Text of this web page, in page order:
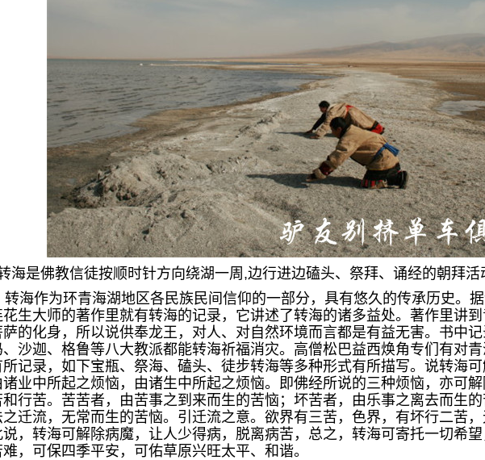
海是佛教信徒按顺时针方向绕湖一周,边行进边磕头、祭拜、诵经的朝拜活
海作为环青海湖地区各民族民间信仰的一部分，具有悠久的传承历史。
花生大师的著作里就有转海的记录，它讲述了转海的诸多益处。著作里讲
萨的化身，所以说供奉龙王，对人、对自然环境而言都是有益无害。书中
、沙迦、格鲁等八大教派都能转海祈福消灾。高僧松巴益西焕角专们有对
所记录，如下宝瓶、祭海、磕头、徒步转海等多种形式有所描写。说转海可
诸业中所起之烦恼，由诸生中所起之烦恼。即佛经所说的三种烦恼，亦可
和行苦。苦苦者，由苦事之到来而生的苦恼；坏苦者，由乐事之离去而生
之迁流，无常而生的苦恼。引迁流之意。欲界有三苦，色界，有坏行二苦
说，转海可解除病魔，让人少得病，脱离病苦，总之，转海可寄托一切希望
难，可保四季平安，可佑草原兴旺太平、和谐。